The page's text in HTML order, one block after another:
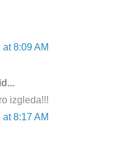
8:09 AM
izgleda!!!
8:17 AM